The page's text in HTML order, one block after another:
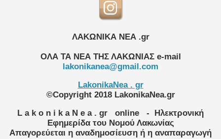
ΛΑΚΩΝΙΚΑ ΝΕΑ .gr
ΟΛΑ ΤΑ ΝΕΑ ΤΗΣ ΛΑΚΩΝΙΑΣ e-mail
lakonikanea@gmail.com
LakonikaNea . gr
©Copyright 2018 LakonikaNea.gr
L a k o n i k a N e a . gr
online
- Ηλεκτρονική
Εφημερίδα του Νομού Λακωνίας
Απαγορεύεται η αναδημοσίευση ή η αναπαραγωγή